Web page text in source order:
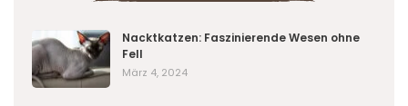
Nacktkatzen: Faszinierende Wesen ohne
Fell
März 4, 2024